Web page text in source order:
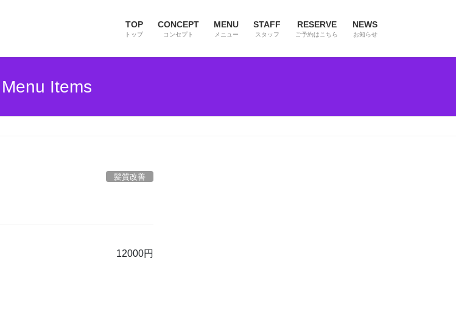
TOP
トップ
CONCEPT
コンセプト
MENU
メニュー
STAFF
スタッフ
RESERVE
ご予約はこちら
NEWS
お知らせ
Menu Items
髪質改善
12000円